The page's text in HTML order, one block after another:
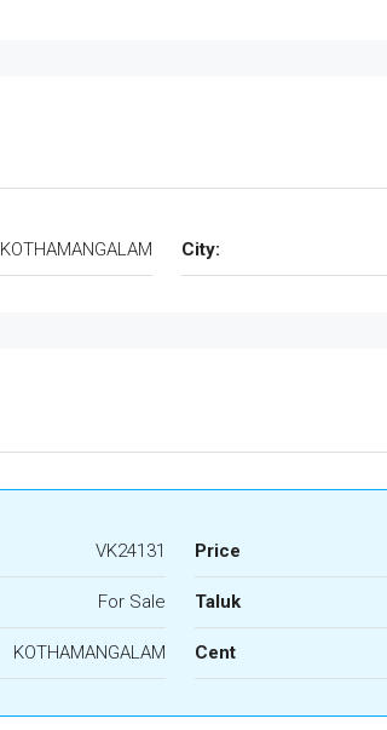
KOTHAMANGALAM City:
VK24131 Price
For Sale Taluk
KOTHAMANGALAM Cent